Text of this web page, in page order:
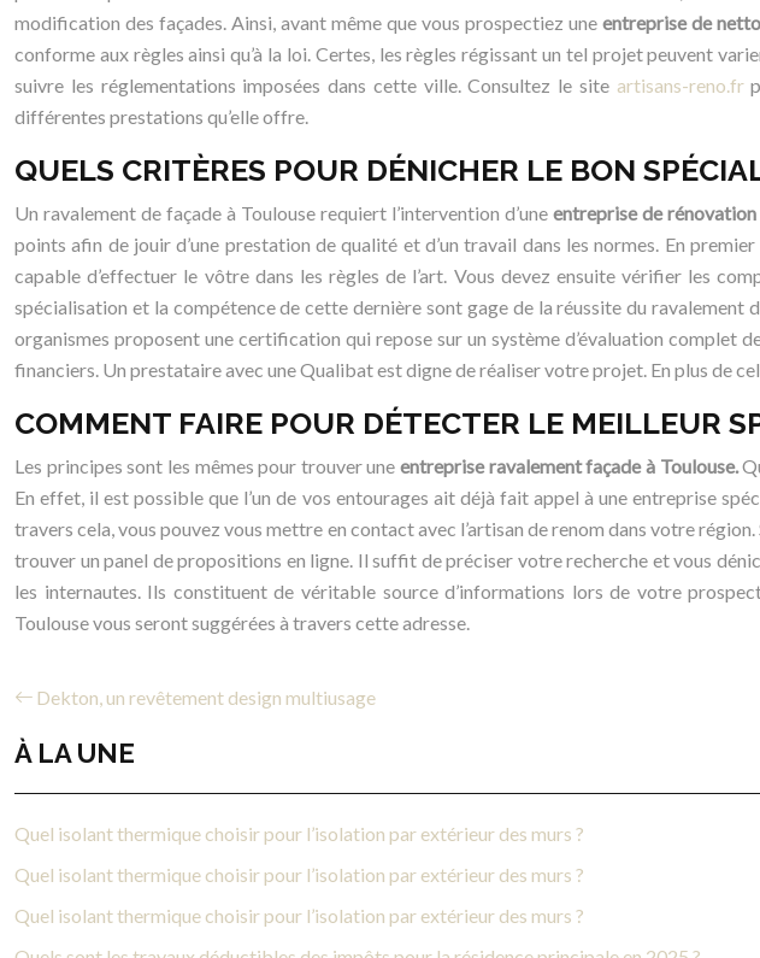
modification des façades. Ainsi, avant même que vous prospectiez uneentreprise de
conforme aux règles ainsi qu’à la loi. Certes, les règles régissant un tel projet peuvent
suivre les réglementations imposées dans cette ville. Consultez le site artisans-reno.fr
différentes prestations qu’elle offre.
QUELS CRITÈRES POUR DÉNICHER LE BON
Un ravalement de façade à Toulouse requiert l’intervention d’uneentreprise de
points afin de jouir d’une prestation de qualité et d’un travail dans les normes. En
capable d’effectuer le vôtre dans les règles de l’art. Vous devez ensuite vérifier les
spécialisation et la compétence de cette dernière sont gage de la réussite du
organismes proposent une certification qui repose sur un système d’évaluation complet
financiers. Un prestataire avec une Qualibat est digne de réaliser votre projet. En plus de
COMMENT FAIRE POUR DÉTECTER LE MEILLEUR
Les principes sont les mêmes pour trouver uneentreprise ravalement façade à Toulouse.
En effet, il est possible que l’un de vos entourages ait déjà fait appel à une entreprise
travers cela, vous pouvez vous mettre en contact avec l’artisan de renom dans votre
trouver un panel de propositions en ligne. Il suffit de préciser votre recherche et vous
les internautes. Ils constituent de véritable source d’informations lors de votre
Toulouse vous seront suggérées à travers cette adresse.
Dekton, un revêtement design multiusage
À LA UNE
Quel isolant thermique choisir pour l’isolation par extérieur des murs ?
Quel isolant thermique choisir pour l’isolation par extérieur des murs ?
Quel isolant thermique choisir pour l’isolation par extérieur des murs ?